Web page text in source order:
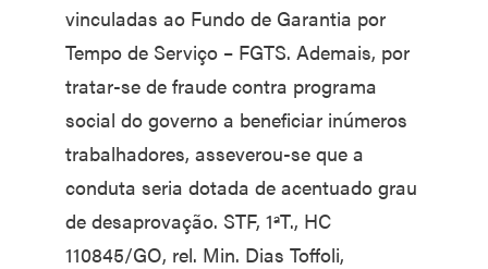
vinculadas ao Fundo de Garantia por
Tempo de Serviço – FGTS. Ademais, por
tratar-se de fraude contra programa
social do governo a beneficiar inúmeros
trabalhadores, asseverou-se que a
conduta seria dotada de acentuado grau
de desaprovação. STF, 1ªT., HC
110845/GO, rel. Min. Dias Toffoli,